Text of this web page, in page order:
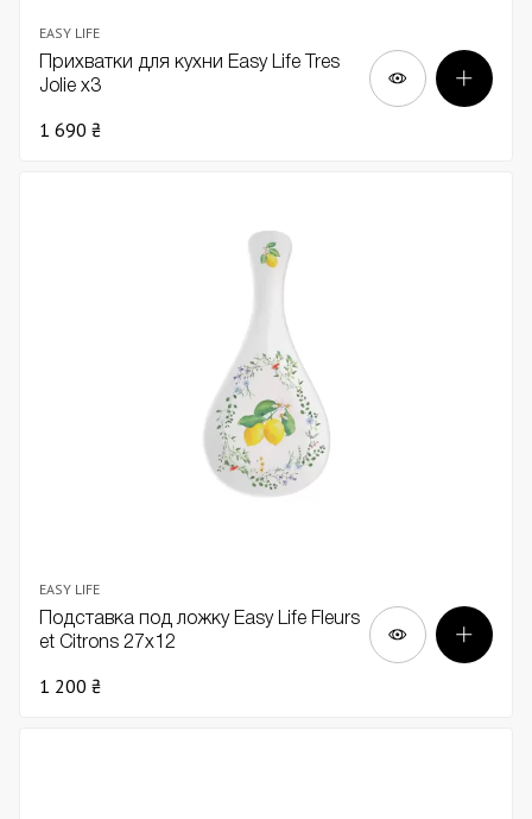
EASY LIFE
Прихватки для кухни Easy Life Tres
Jolie х3
1 690 ₴
EASY LIFE
Подставка под ложку Easy Life Fleurs
et Citrons 27х12
1 200 ₴